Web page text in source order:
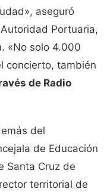
aseguró
Portuaria,
«No solo 4.000
concierto, también
de Radio
del
de Educación
Santa Cruz de
territorial de